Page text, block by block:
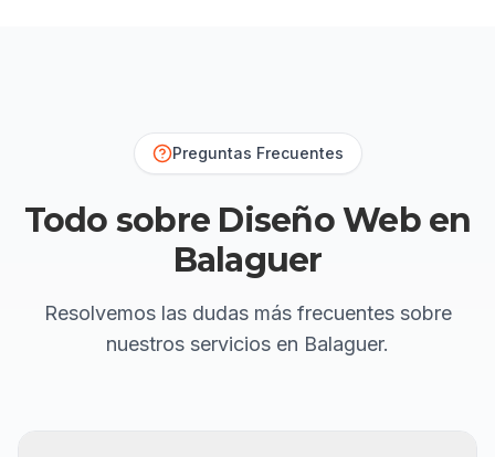
Preguntas Frecuentes
Todo sobre Diseño Web en
Balaguer
Resolvemos las dudas más frecuentes sobre
nuestros servicios en Balaguer.